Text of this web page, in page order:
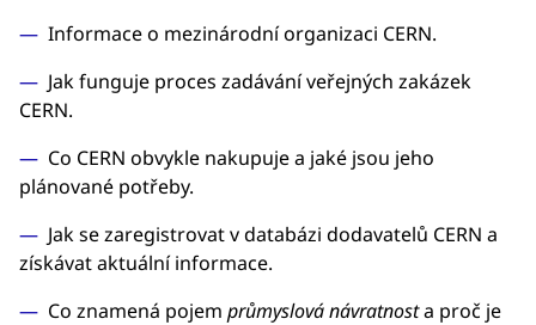
Informace o mezinárodní organizaci CERN.
Jak funguje proces zadávání veřejných zakázek
CERN.
Co CERN obvykle nakupuje a jaké jsou jeho
plánované potřeby.
Jak se zaregistrovat v databázi dodavatelů CERN a
získávat aktuální informace.
Co znamená pojem průmyslová návratnosta proč je